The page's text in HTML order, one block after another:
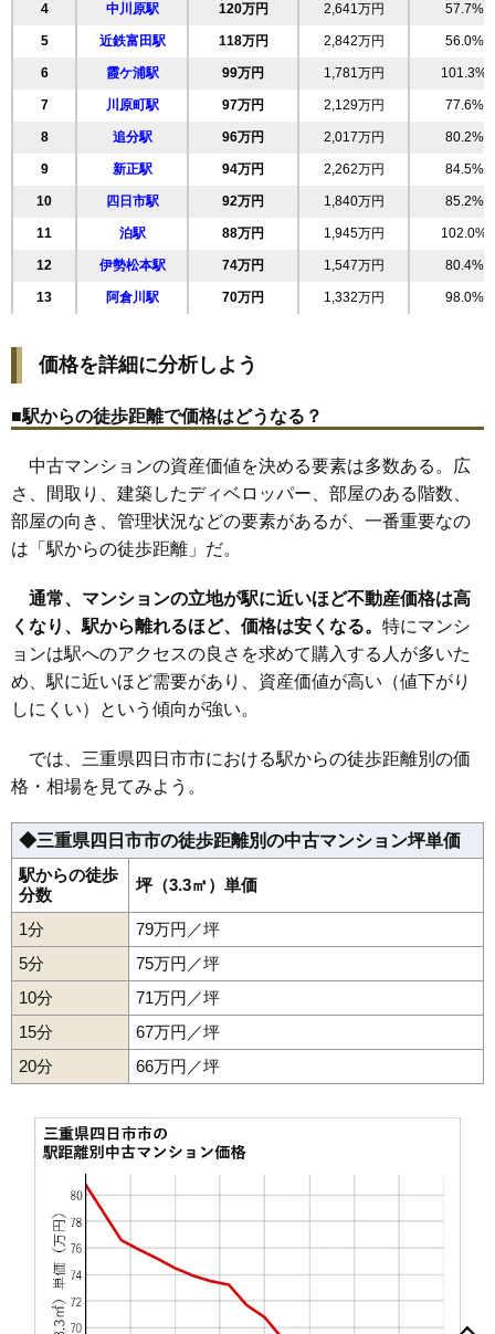
住所 三重県四日市市諏訪町
交通 近鉄四日市駅（7分）
相場
(29.5万円/㎡~32.0万円/㎡)
無料一括査定をする
エスポア四日市
住所 三重県四日市市中部
交通 近鉄四日市駅（12分）
相場
(13.9万円/㎡~16.4万円/㎡)
マンションナビで
無料一括査定をする
中部マンション
住所 三重県四日市市中部
交通 近鉄四日市駅（10分）
相場 930万円～1,130万円
(11.9万円/㎡~14.5万円/㎡)
マンションナビで
無料一括査定をする
住所 三重県四日市市平町
相場 1,040万円～1,240万円
(14.2万円/㎡~17.0万円/㎡)
マンションナビで
無料一括査定をする
四日市レックスマンション
住所 三重県四日市市十七軒町
交通 新正駅（7分）、近鉄四日市駅（15分）
(24.4万円/㎡~26.5万円/㎡)
マンションナビで
ファミール四日市
住所 三重県四日市市中部
交通 近鉄四日市駅（11分）
34 釆女町 63万円
35 下之宮町 60万円
4 中川原駅 120万円 2,641万円 57.7%
5 近鉄富田駅 118万円 2,842万円 56.0%
6 霞ケ浦駅 99万円 1,781万円 101.3%
7 川原町駅 97万円 2,129万円 77.6%
8 追分駅 96万円 2,017万円 80.2%
9 新正駅 94万円 2,262万円 84.5%
10 四日市駅 92万円 1,840万円 85.2%
11 泊駅 88万円 1,945万円 102.0%
12 伊勢松本駅 74万円 1,547万円 80.4%
13 阿倉川駅 70万円 1,332万円 98.0%
価格を詳細に分析しよう
■駅からの徒歩距離で価格はどうなる？
中古マンションの資産価値を決める要素は多数ある。広
さ、間取り、建築したディベロッパー、部屋のある階数、
部屋の向き、管理状況などの要素があるが、一番重要なの
は「駅からの徒歩距離」だ。
通常、マンションの立地が駅に近いほど不動産価格は高
くなり、駅から離れるほど、価格は安くなる。 特にマンシ
ョンは駅へのアクセスの良さを求めて購入する人が多いた
め、駅に近いほど需要があり、資産価値が高い（値下がり
しにくい）という傾向が強い。
では、三重県四日市市における駅からの徒歩距離別の価
格・相場を見てみよう。
◆三重県四日市市の徒歩距離別の中古マンション坪単価
駅からの徒歩
分数
坪（3.3㎡）単価
1分
79万円／坪
5分
75万円／坪
10分
71万円／坪
15分
67万円／坪
20分
66万円／坪
阿倉川町天カ須賀釆女町鵜の森沖の島町川原町北浜田町